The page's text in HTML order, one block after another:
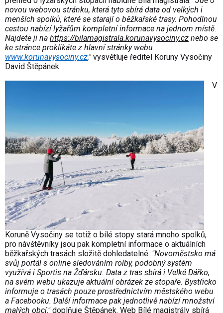
novou webovou stránku, která tyto sbírá data od velkých i
menších spolků, které se starají o běžkařské trasy. Pohodlnou
cestou nabízílyžařům kompletníinformace na jednom místě.
Najdete ji na https://bilamagistrala.korunavysociny.cz nebo se
ke stránce proklikáte z hlavní stránky webu
www.korunavysociny.cz,"vysvětluje ředitel Koruny Vysočiny
David Štěpánek.
V
Koruně Vysočiny se totiž o bílé stopy stará mnoho spolků,
pro návštěvníky jsou pak kompletní informace o aktuálních
běžkařských trasách složitě dohledatelné. "Novoměstsko má
svůj portál s online sledováním rolby, podobný systém
využívá i Sportis na Žďársku. Data z tras sbírá i Velké Dářko,
na svém webu ukazuje aktuálníobrázek ze stopaře. Bystřicko
informuje o trasách pouze prostřednictvím městského webu
a Facebooku. Dalšíinformace pak jednotlivě nabízímnožství
malých obcí,"doplňuje Štěpánek. Web Bílé magistrá ly sbírá